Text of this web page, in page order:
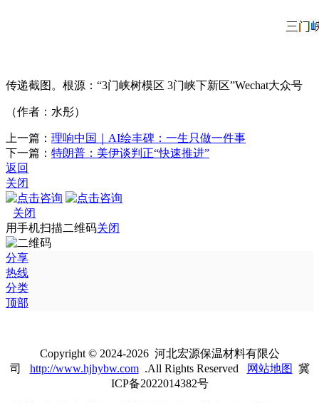
传递截图。根源：“3门峡树模区 3门峡下新区”Wechat大众号
（作者：水彤）
上一篇： 理响中国｜AI绘丰碑：一生只做一件事
下一篇： 特朗普：美伊谈判正“快速推进”
返回
关闭
关闭
用手机扫描二维码关闭
分享
热线
分类
顶部
Copyright © 2024-2026 河北宏源保温材料有限公
司 http://www.hjhybw.com.All Rights Reserved 网站地图 冀
ICP备2022014382号